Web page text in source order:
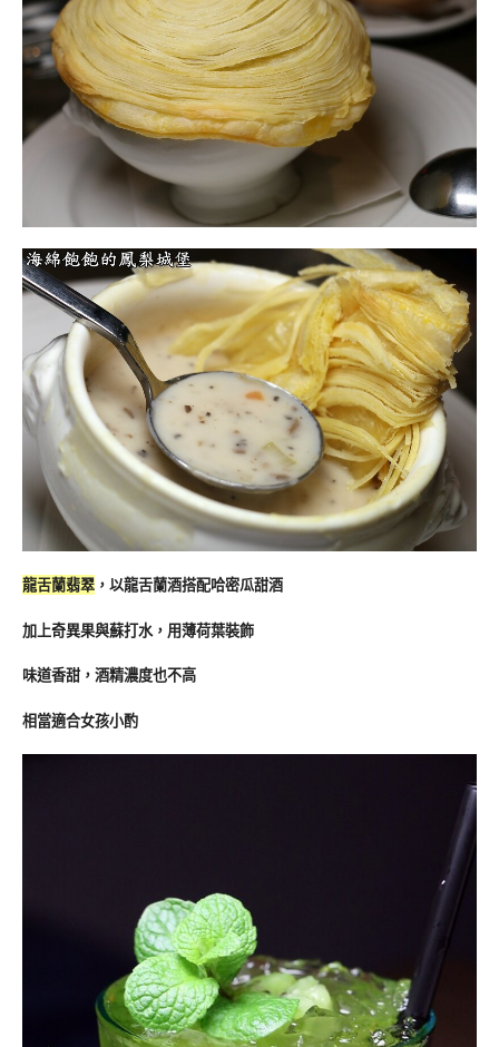
龍舌蘭翡翠 ，以龍舌蘭酒搭配哈密瓜甜酒
加上奇異果與蘇打水，用薄荷葉裝飾
味道香甜，酒精濃度也不高
相當適合女孩小酌